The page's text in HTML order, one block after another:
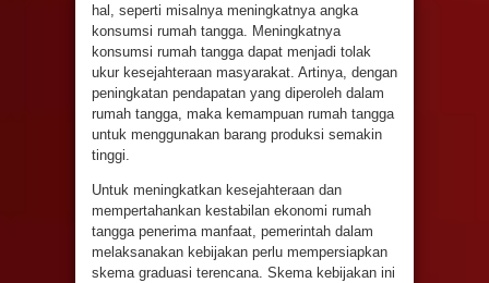
hal, seperti misalnya meningkatnya angka
konsumsi rumah tangga. Meningkatnya
konsumsi rumah tangga dapat menjadi tolak
ukur kesejahteraan masyarakat. Artinya, dengan
peningkatan pendapatan yang diperoleh dalam
rumah tangga, maka kemampuan rumah tangga
untuk menggunakan barang produksi semakin
tinggi.
Untuk meningkatkan kesejahteraan dan
mempertahankan kestabilan ekonomi rumah
tangga penerima manfaat, pemerintah dalam
melaksanakan kebijakan perlu mempersiapkan
skema graduasi terencana. Skema kebijakan ini